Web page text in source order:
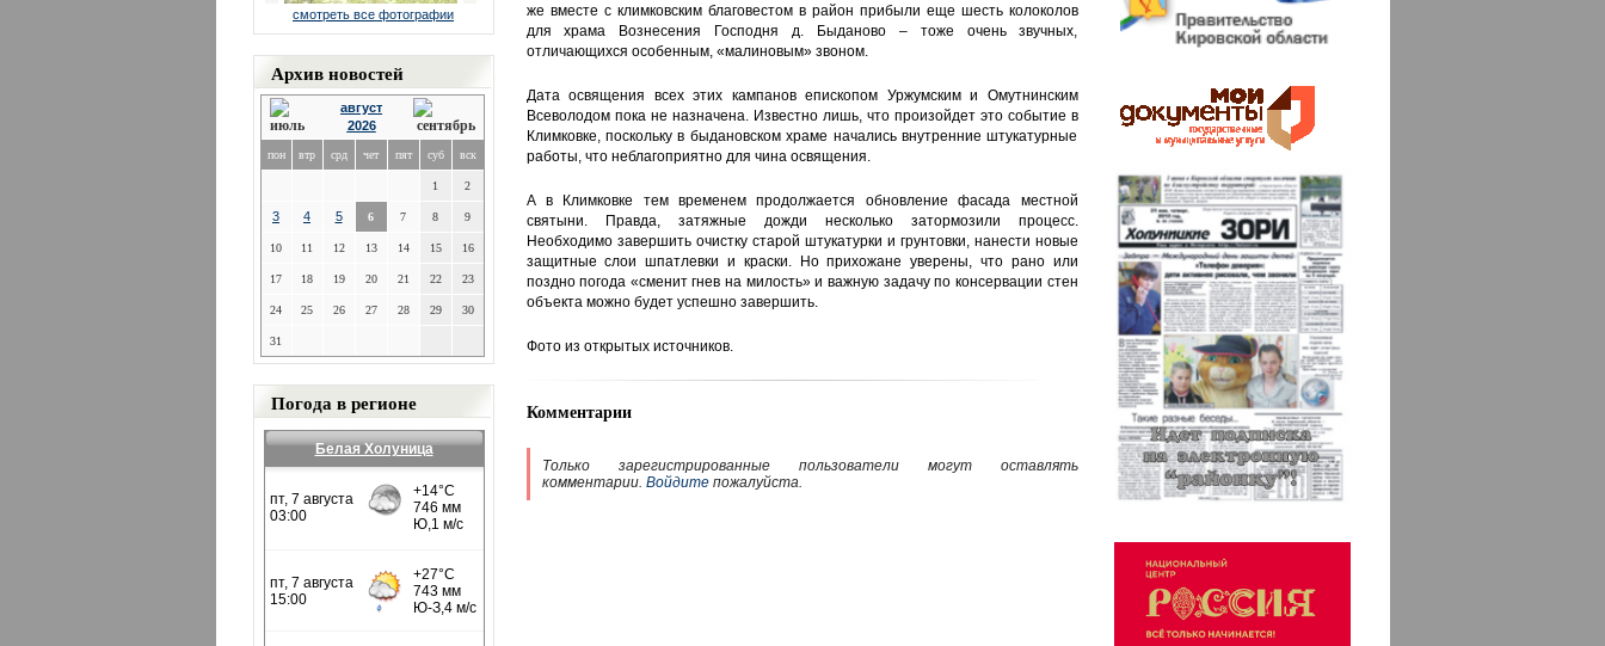
смотреть все фотографии
Архив новостей
август
2026
пон втр срд чет пят суб вск
1 2
3 4 5 6 7 8 9
10 11 12 13 14 15 16
17 18 19 20 21 22 23
24 25 26 27 28 29 30
31
Погода в регионе
Белая Холуница
же вместе с климковским благовестом в район прибыли еще шесть колоколов
для храма Вознесения Господня д. Быданово – тоже очень звучных,
отличающихся особенным, «малиновым» звоном.
Дата освящения всех этих кампанов епископом Уржумским и Омутнинским
Всеволодом пока не назначена. Известно лишь, что произойдет это событие в
Климковке, поскольку в быдановском храме начались внутренние штукатурные
работы, что неблагоприятно для чина освящения.
А в Климковке тем временем продолжается обновление фасада местной
святыни. Правда, затяжные дожди несколько затормозили процесс.
Необходимо завершить очистку старой штукатурки и грунтовки, нанести новые
защитные слои шпатлевки и краски. Но прихожане уверены, что рано или
поздно погода «сменит гнев на милость» и важную задачу по консервации стен
объекта можно будет успешно завершить.
Фото из открытых источников.
Комментарии
Только зарегистрированные пользователи могут оставлять
комментарии. Войдитепожалуйста.